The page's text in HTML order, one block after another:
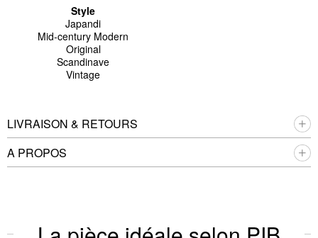
Style
Japandi
Mid-century Modern
Original
Scandinave
Vintage
LIVRAISON & RETOURS
A PROPOS